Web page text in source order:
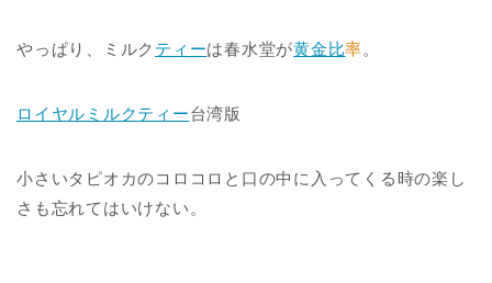
やっぱり、ミルク ティーは春水堂が黄金比率。
ロイヤルミルクティー台湾版
小さいタピオカのコロコロと口の中に入ってくる時の楽し
さも忘れてはいけない。